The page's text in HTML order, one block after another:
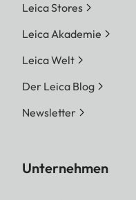
Leica Stores
Leica Akademie
Leica Welt
Der Leica Blog
Newsletter
Unternehmen